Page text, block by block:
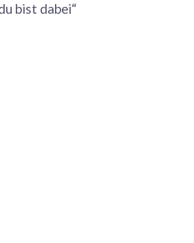
bist dabei“